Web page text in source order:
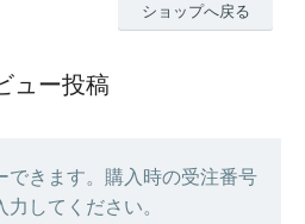
ショップへ戻る
ュー投稿
できます。購入時の受注番号
してください。